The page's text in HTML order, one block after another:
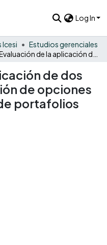
Log In
Icesi
Estudios gerenciales
de dos
de opciones
portafolios